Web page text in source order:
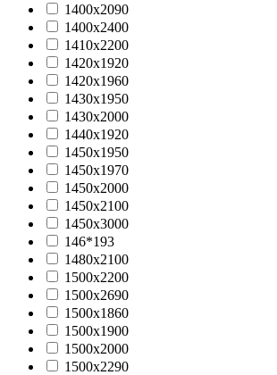
1400х2090
1400х2400
1410х2200
1420х1920
1420х1960
1430х1950
1430х2000
1440x1920
1450х1950
1450х1970
1450х2000
1450х2100
1450х3000
146*193
1480x2100
1500x2200
1500x2690
1500х1860
1500х1900
1500х2000
1500х2290